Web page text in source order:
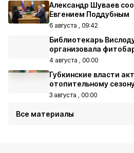
Александр Шуваев
Евгением Поддубным
6 августа , 09:42
Библиотекарь
организовала
4 августа , 00:00
Губкинские власти
отопительному
3 августа , 00:00
Все материалы